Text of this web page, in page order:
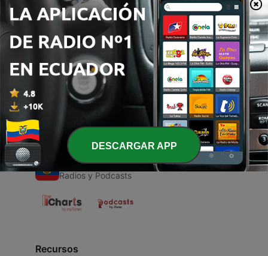
Episodios
- In wnglish workshops
05 oct. 2020
Radios de Ecuador
Radios y Podcasts
Recursos
DESCARGAR APP